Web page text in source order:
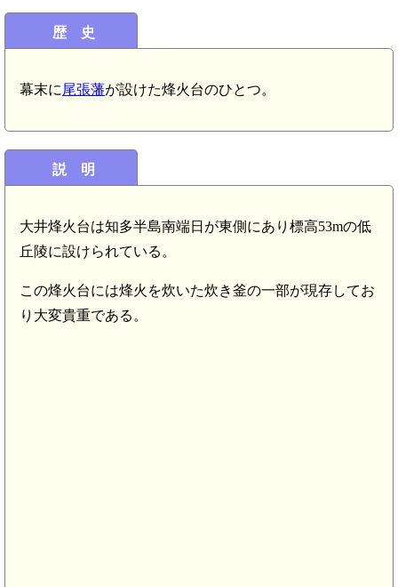
歴 史
幕末に 尾張藩が設けた烽火台のひとつ。
説 明
大井烽火台は知多半島南端日が東側にあり標高53mの低
丘陵に設けられている。
この烽火台には烽火を炊いた炊き釜の一部が現存してお
り大変貴重である。